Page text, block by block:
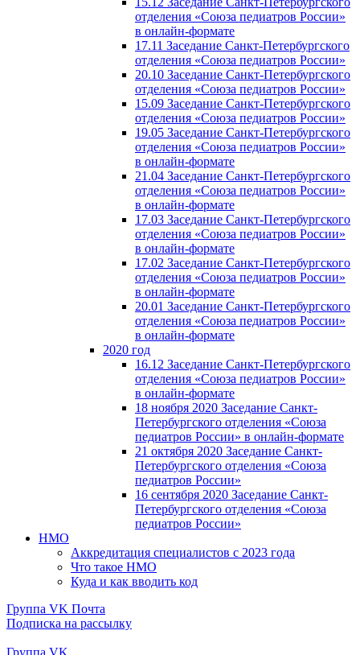
отделения «Союза педиатров России»
в онлайн-формате
17.11 Заседание Санкт-Петербургского
отделения «Союза педиатров России»
20.10 Заседание Санкт-Петербургского
отделения «Союза педиатров России»
15.09 Заседание Санкт-Петербургского
отделения «Союза педиатров России»
19.05 Заседание Санкт-Петербургского
отделения «Союза педиатров России»
в онлайн-формате
21.04 Заседание Санкт-Петербургского
отделения «Союза педиатров России»
в онлайн-формате
17.03 Заседание Санкт-Петербургского
отделения «Союза педиатров России»
в онлайн-формате
17.02 Заседание Санкт-Петербургского
отделения «Союза педиатров России»
в онлайн-формате
20.01 Заседание Санкт-Петербургского
отделения «Союза педиатров России»
в онлайн-формате
2020 год
16.12 Заседание Санкт-Петербургского
отделения «Союза педиатров России»
в онлайн-формате
18 ноября 2020 Заседание Санкт-
Петербургского отделения «Союза
педиатров России» в онлайн-формате
21 октября 2020 Заседание Санкт-
Петербургского отделения «Союза
педиатров России»
16 сентября 2020 Заседание Санкт-
Петербургского отделения «Союза
педиатров России»
НМО
Аккредитация специалистов с 2023 года
Что такое НМО
Куда и как вводить код
Группа VK Почта
Подписка на рассылку
Группа VK